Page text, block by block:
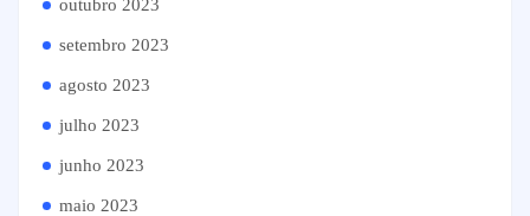
outubro 2023
setembro 2023
agosto 2023
julho 2023
junho 2023
maio 2023